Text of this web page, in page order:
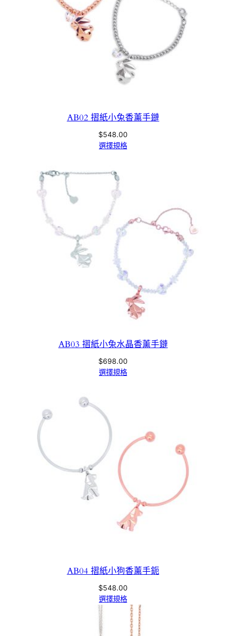
AB02 摺紙小兔香薰手鏈
$548.00
選擇規格
AB03 摺紙小兔水晶香薰手鏈
$698.00
選擇規格
AB04 摺紙小狗香薰手鈪
$548.00
選擇規格